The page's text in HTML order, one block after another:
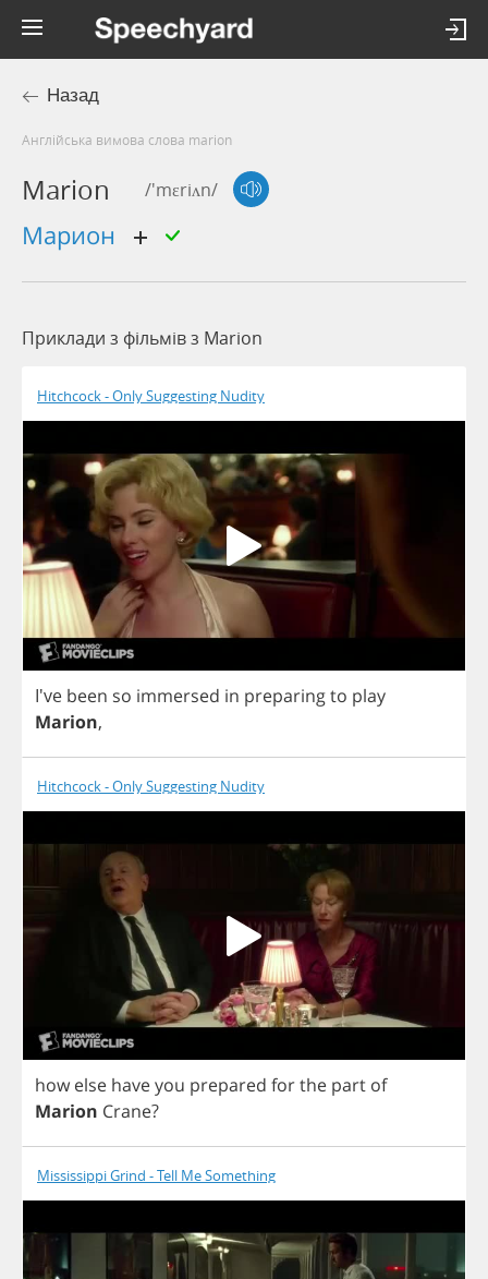
Назад
Англійська вимова слова marion
Marion /'mɛriʌn/
марион
Приклади з фільмів з Marion
Hitchcock - Only Suggesting Nudity
I've been so immersed in preparingto play
Marion,
Hitchcock - Only Suggesting Nudity
how else haveyou prepared forthe part of
Marion Crane?
Mississippi Grind - Tell Me Something